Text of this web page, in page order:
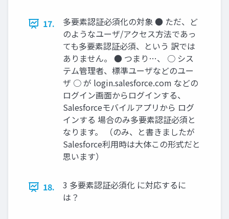
17.
多要素認証必須化の対象 ● ただ、ど
のようなユーザ/アクセス方法であっ
ても多要素認証必須、という 訳では
ありません。 ● つまり…、 ○ シス
テム管理者、標準ユーザなどのユー
ザ ○ が login.salesforce.com などの
ログイン画面からログインする、
Salesforceモバイルアプリから ログ
インする 場合のみ多要素認証必須と
なります。 （のみ、と書きましたが
Salesforce利用時は大体この形式だと
思います）
18.
3 多要素認証必須化 に対応するに
は？